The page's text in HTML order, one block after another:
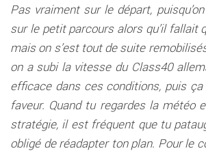
Pas vraiment sur le départ,
sur le petit parcours alors qu’il fallait
mais on s’est tout de suite
on a subi la vitesse du Class40
efficace dans ces conditions, puis
faveur. Quand tu regardes la météo
stratégie, il est fréquent que tu
obligé de réadapter ton plan. Pour le